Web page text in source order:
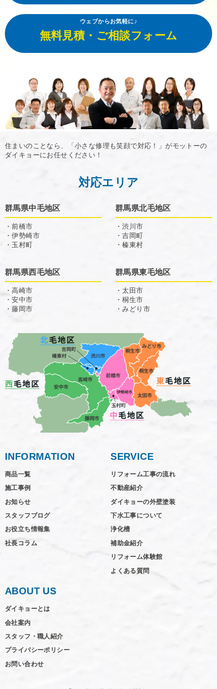
ウェブからお気軽に♪
無料見積・ご相談フォーム
住まいのことなら、「小さな修理も笑顔で対応！」がモットーの
ダイキョーにお任せください！
対応エリア
群馬県中毛地区
・前橋市
・伊勢崎市
・玉村町
群馬県北毛地区
・渋川市
・吉岡町
・榛東村
群馬県西毛地区
・高崎市
・安中市
・藤岡市
群馬県東毛地区
・太田市
・桐生市
・みどり市
INFORMATION
商品一覧
施工事例
お知らせ
スタッフブログ
お役立ち情報集
社長コラム
SERVICE
リフォーム工事の流れ
不動産紹介
ダイキョーの外壁塗装
下水工事について
浄化槽
補助金紹介
リフォーム体験館
よくある質問
ABOUT US
ダイキョーとは
会社案内
スタッフ・職人紹介
プライバシーポリシー
お問い合わせ